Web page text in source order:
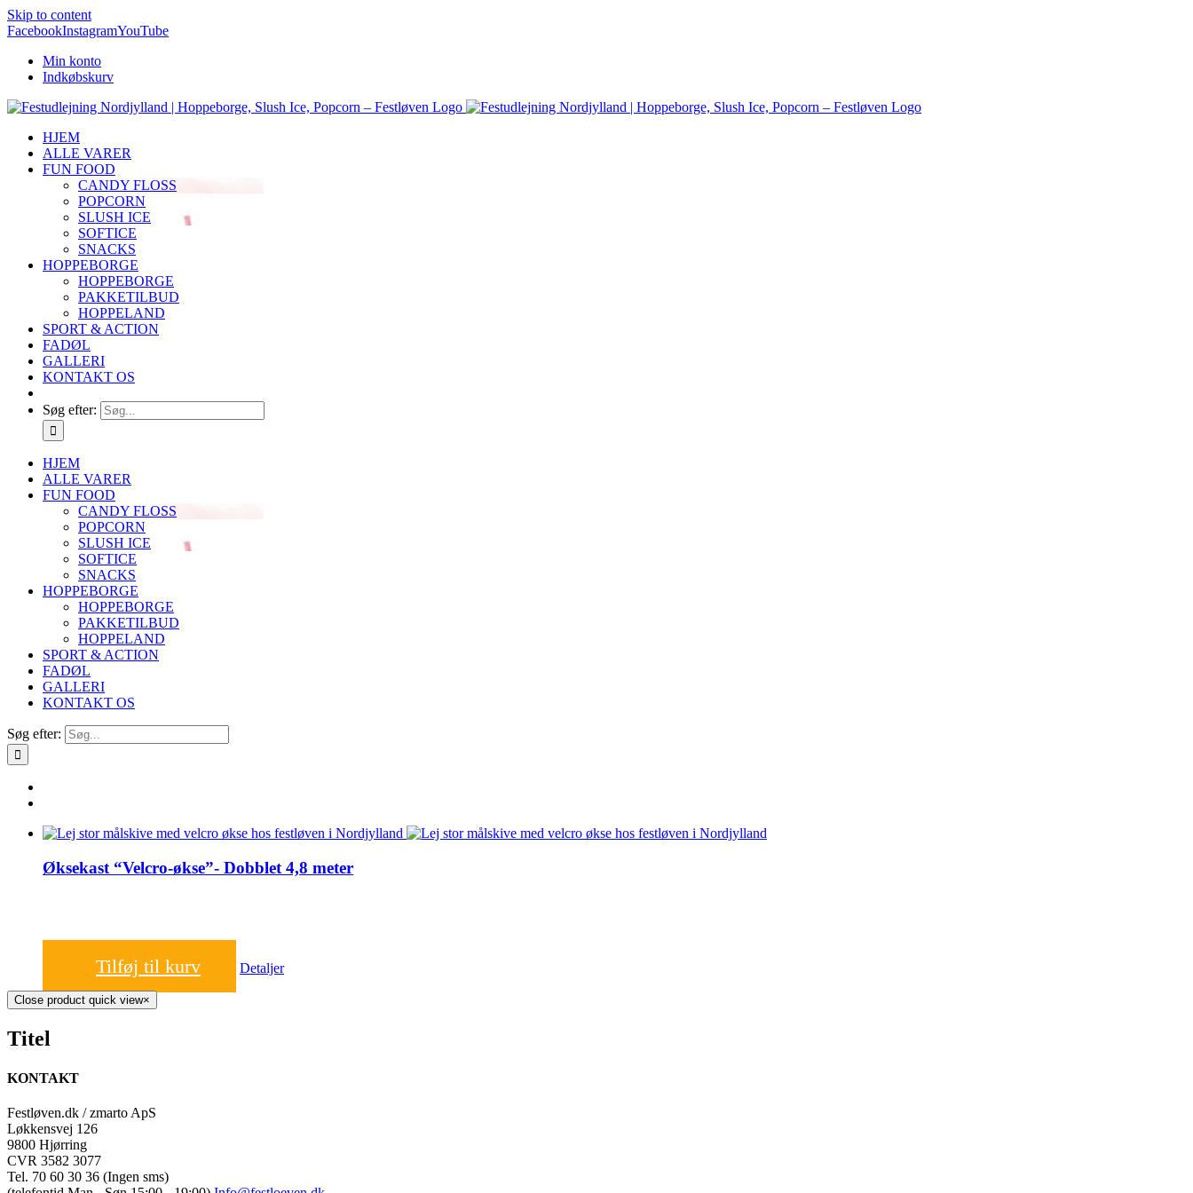
Skip to content
FacebookInstagramYouTube
Min konto
Indkøbskurv
HJEM
ALLE VARER
FUN FOOD
CANDY FLOSS
POPCORN
SLUSH ICE
SOFTICE
SNACKS
HOPPEBORGE
HOPPEBORGE
PAKKETILBUD
HOPPELAND
SPORT & ACTION
FADØL
GALLERI
KONTAKT OS
Søg efter:
HJEM
ALLE VARER
FUN FOOD
CANDY FLOSS
POPCORN
SLUSH ICE
SOFTICE
SNACKS
HOPPEBORGE
HOPPEBORGE
PAKKETILBUD
HOPPELAND
SPORT & ACTION
FADØL
GALLERI
KONTAKT OS
Søg efter:
Øksekast “Velcro-økse”- Dobblet 4,8 meter
Tilføj til kurv Detaljer
Close product quick view×
Titel
KONTAKT
Festløven.dk / zmarto ApS
Løkkensvej 126
9800 Hjørring
CVR 3582 3077
Tel. 70 60 30 36 (Ingen sms)